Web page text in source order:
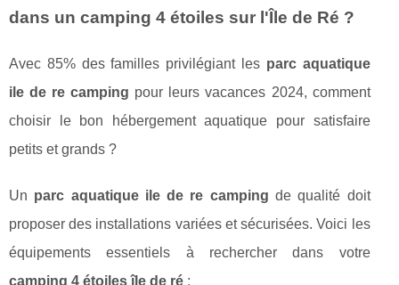
dans un camping 4 étoiles sur l'Île de Ré ?
Avec 85% des familles privilégiant les parc aquatique
ile de re camping pour leurs vacances 2024, comment
choisir le bon hébergement aquatique pour satisfaire
petits et grands ?
Un parc aquatique ile de re camping de qualité doit
proposer des installations variées et sécurisées. Voici les
équipements essentiels à rechercher dans votre
camping 4 étoiles île de ré :